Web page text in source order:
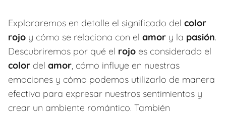
Exploraremos en detalle el significado del color
rojo y cómo se relaciona con el amor y la pasión.
Descubriremos por qué el rojo es considerado el
color del amor, cómo influye en nuestras
emociones y cómo podemos utilizarlo de manera
efectiva para expresar nuestros sentimientos y
crear un ambiente romántico. También